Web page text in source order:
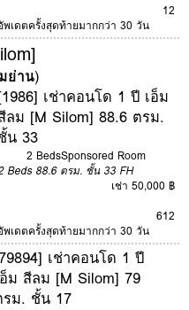
12
พเดตครั้งสุดท้ายมากกว่า 30 วัน
ย่าน)
เช่าคอนโด 1 ปี เอ็ม
ลม [M Silom] 88.6 ตรม.
น 33
2 BedsSponsored Room
Beds 88.6 ตรม. ชั้น 33 FH
เช่า 50,000 ฿
612
พเดตครั้งสุดท้ายมากกว่า 30 วัน
เช่าคอนโด 1 ปี
ม สีลม [M Silom] 79
ม. ชั้น 17